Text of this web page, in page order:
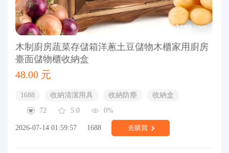
木制廚房蔬菜存儲箱洋蔥土豆儲物木櫃家用廚房
臺面儲物櫃收納盒
48.00 元
1688 收納清潔用具 收納防塵
收納盒
72
5.0 0%
2026-07-14 01:59:57 1688 去購買